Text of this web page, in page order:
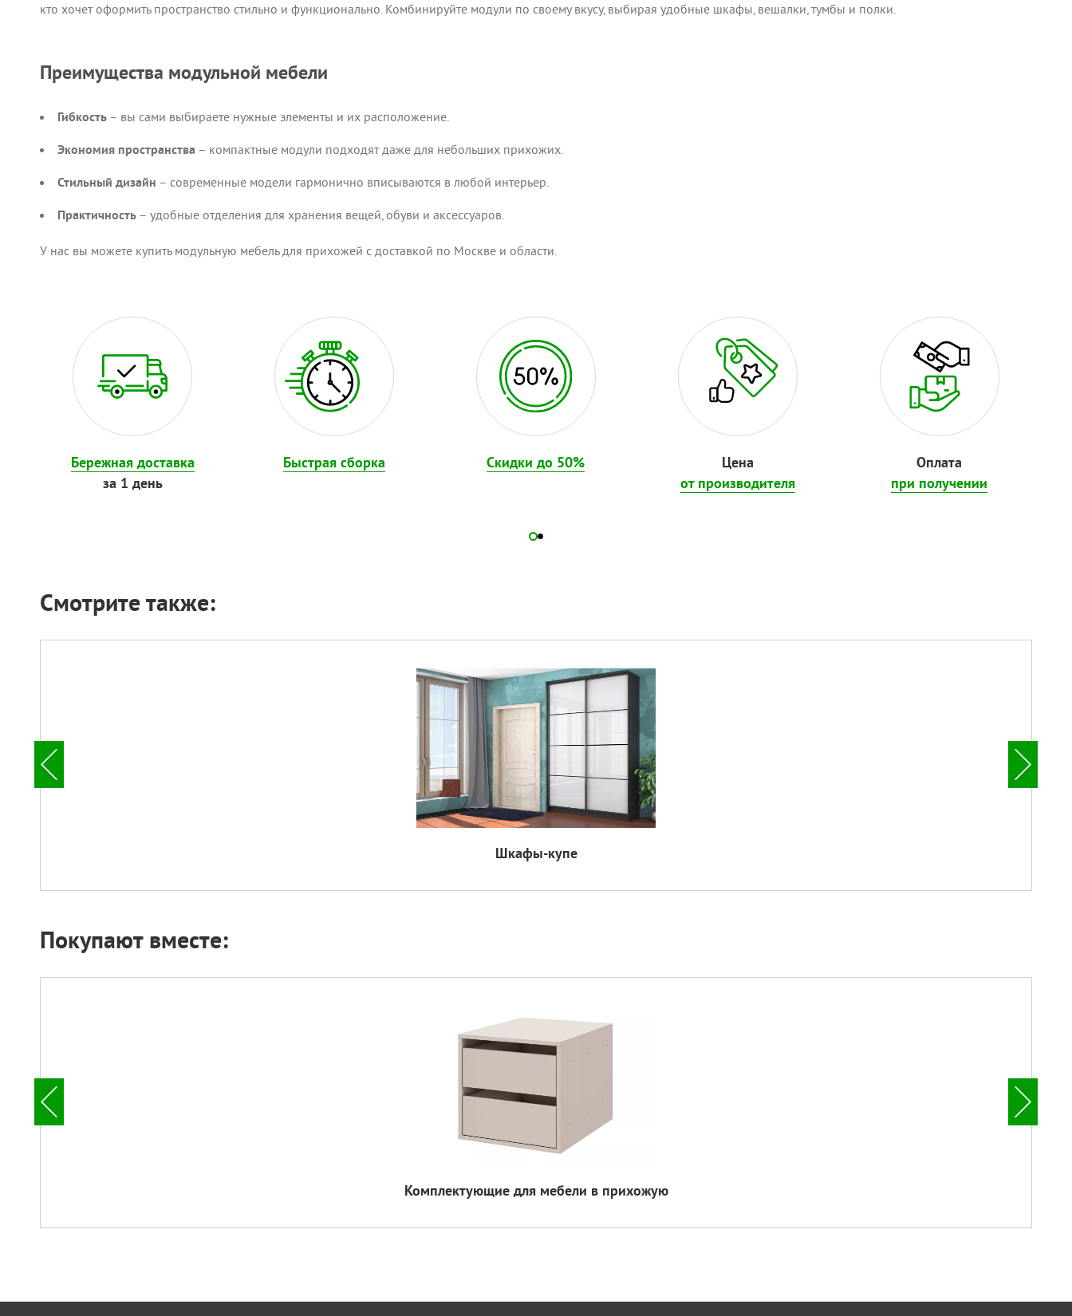
кто хочет оформить пространство стильно и функционально. Комбинируйте модули по своему вкусу, выбирая удобные шкафы, вешалки, тумбы и полки.
Преимущества модульной мебели
Гибкость – вы сами выбираете нужные элементы и их расположение.
Экономия пространства – компактные модули подходят даже для небольших прихожих.
Стильный дизайн – современные модели гармонично вписываются в любой интерьер.
Практичность – удобные отделения для хранения вещей, обуви и аксессуаров.
У нас вы можете купить модульную мебель для прихожей с доставкой по Москве и области.
Бережная доставка
за 1 день
Быстрая сборка Скидки до 50%
Цена
от производителя
Оплата
при получении
Смотрите также:
Шкафы-купе
Покупают вместе:
Комплектующие для мебели в прихожую